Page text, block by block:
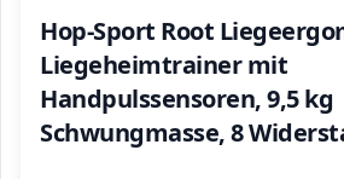
Hop-Sport Root
Liegeheimtrainer mit
Handpulssensoren, 9,5 kg
Schwungmasse, 8